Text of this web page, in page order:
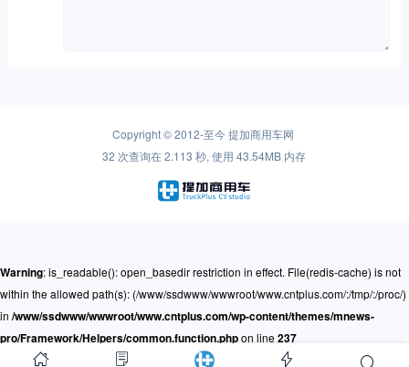
Copyright © 2012-至今提加商用车网
32 次查询在 2.113 秒, 使用 43.54MB 内存
Warning: is_readable(): open_basedir restriction in effect. File(redis-cache) is not
within the allowed path(s): (/www/ssdwww/wwwroot/www.cntplus.com/:/tmp/:/proc/)
in /www/ssdwww/wwwroot/www.cntplus.com/wp-content/themes/mnews-
pro/Framework/Helpers/common.function.phpon line237